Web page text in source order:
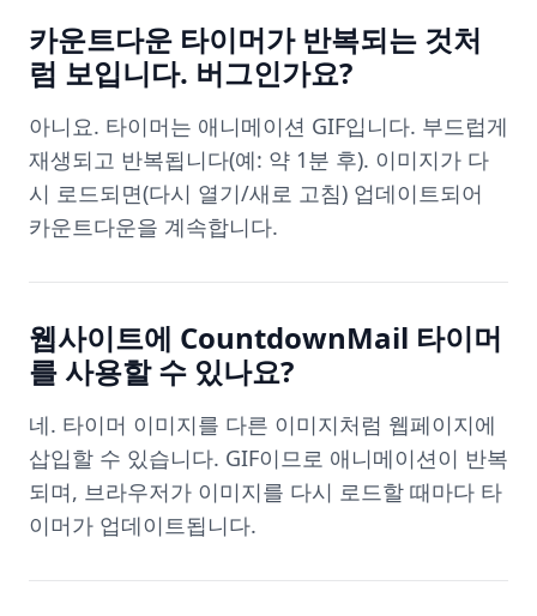
카운트다운 타이머가 반복되는 것처
럼 보입니다. 버그인가요?
아니요. 타이머는 애니메이션 GIF입니다. 부드럽게
재생되고 반복됩니다(예: 약 1분 후). 이미지가 다
시 로드되면(다시 열기/새로 고침) 업데이트되어
카운트다운을 계속합니다.
웹사이트에 CountdownMail 타이머
를 사용할 수 있나요?
네. 타이머 이미지를 다른 이미지처럼 웹페이지에
삽입할 수 있습니다. GIF이므로 애니메이션이 반복
되며, 브라우저가 이미지를 다시 로드할 때마다 타
이머가 업데이트됩니다.